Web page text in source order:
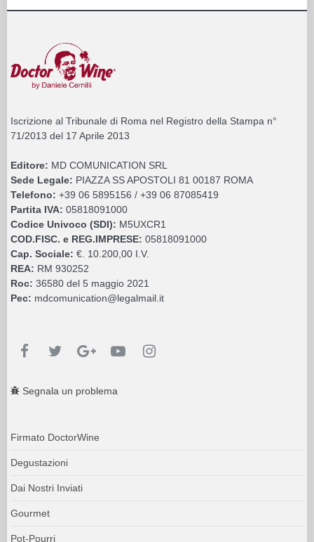
Iscrizione al Tribunale di Roma nel Registro della Stampa n°
71/2013 del 17 Aprile 2013
Editore: MD COMUNICATION SRL
Sede Legale: PIAZZA SS APOSTOLI 81 00187 ROMA
Telefono: +39 06 5895156 / +39 06 87085419
Partita IVA: 05818091000
Codice Univoco (SDI): M5UXCR1
COD.FISC. e REG.IMPRESE: 05818091000
Cap. Sociale: €. 10.200,00 I.V.
REA: RM 930252
Roc: 36580 del 5 maggio 2021
Pec: mdcomunication@legalmail.it
Segnala un problema
Firmato DoctorWine
Degustazioni
Dai Nostri Inviati
Gourmet
Pot-Pourri